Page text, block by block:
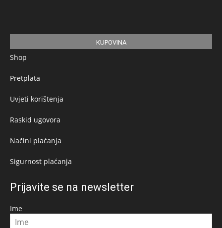
KUPOVINA
Shop
Pretplata
Uvjeti korištenja
Raskid ugovora
Načini plaćanja
Sigurnost plaćanja
Prijavite se na newsletter
Ime